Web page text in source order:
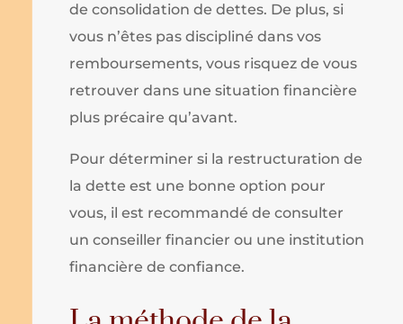
de consolidation de dettes. De plus, si
vous n’êtes pas discipliné dans vos
remboursements, vous risquez de vous
retrouver dans une situation financière
plus précaire qu’avant.
Pour déterminer si la restructuration de
la dette est une bonne option pour
vous, il est recommandé de consulter
un conseiller financier ou une institution
financière de confiance.